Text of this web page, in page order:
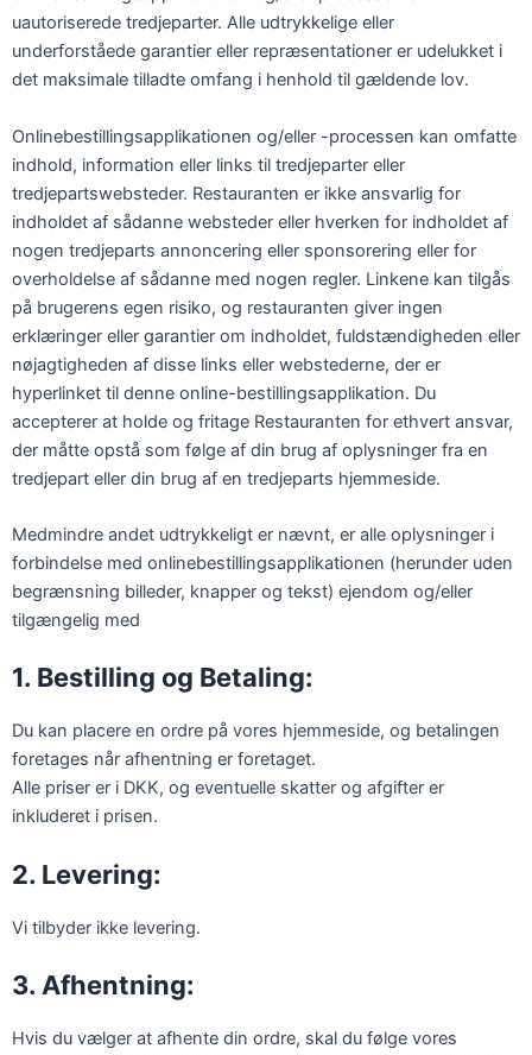
uautoriserede tredjeparter. Alle udtrykkelige eller
underforståede garantier eller repræsentationer er udelukket i
det maksimale tilladte omfang i henhold til gældende lov.
Onlinebestillingsapplikationen og/eller -processen kan omfatte
indhold, information eller links til tredjeparter eller
tredjepartswebsteder. Restauranten er ikke ansvarlig for
indholdet af sådanne websteder eller hverken for indholdet af
nogen tredjeparts annoncering eller sponsorering eller for
overholdelse af sådanne med nogen regler. Linkene kan tilgås
på brugerens egen risiko, og restauranten giver ingen
erklæringer eller garantier om indholdet, fuldstændigheden eller
nøjagtigheden af disse links eller webstederne, der er
hyperlinket til denne online-bestillingsapplikation. Du
accepterer at holde og fritage Restauranten for ethvert ansvar,
der måtte opstå som følge af din brug af oplysninger fra en
tredjepart eller din brug af en tredjeparts hjemmeside.
Medmindre andet udtrykkeligt er nævnt, er alle oplysninger i
forbindelse med onlinebestillingsapplikationen (herunder uden
begrænsning billeder, knapper og tekst) ejendom og/eller
tilgængelig med
1. Bestilling og Betaling:
Du kan placere en ordre på vores hjemmeside, og betalingen
foretages når afhentning er foretaget.
Alle priser er i DKK, og eventuelle skatter og afgifter er
inkluderet i prisen.
2. Levering:
Vi tilbyder ikke levering.
3. Afhentning:
Hvis du vælger at afhente din ordre, skal du følge vores